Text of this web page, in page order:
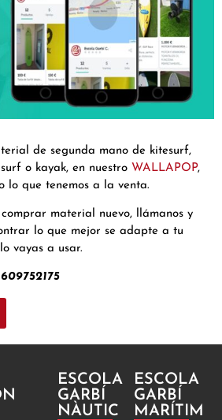
de segunda mano de kitesurf,
o kayak, en nuestro WALLAPOP,
lo que tenemos a la venta.
material nuevo, llámanos y
lo que mejor se adapte a tu
vayas a usar.
ESCOLA
GARBÍ
NÀUTIC
ESCOLA
GARBÍ
MARÍTIM